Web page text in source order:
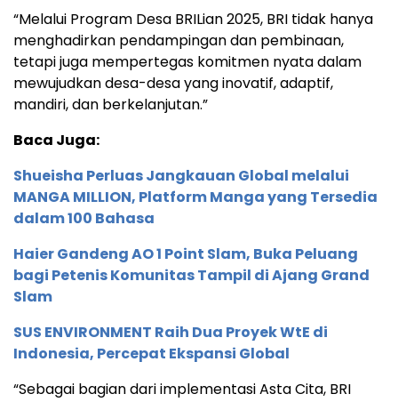
“Melalui Program Desa BRILian 2025, BRI tidak hanya
menghadirkan pendampingan dan pembinaan,
tetapi juga mempertegas komitmen nyata dalam
mewujudkan desa-desa yang inovatif, adaptif,
mandiri, dan berkelanjutan.”
Baca Juga:
Shueisha Perluas Jangkauan Global melalui
MANGA MILLION, Platform Manga yang Tersedia
dalam 100 Bahasa
Haier Gandeng AO 1 Point Slam, Buka Peluang
bagi Petenis Komunitas Tampil di Ajang Grand
Slam
SUS ENVIRONMENT Raih Dua Proyek WtE di
Indonesia, Percepat Ekspansi Global
“Sebagai bagian dari implementasi Asta Cita, BRI